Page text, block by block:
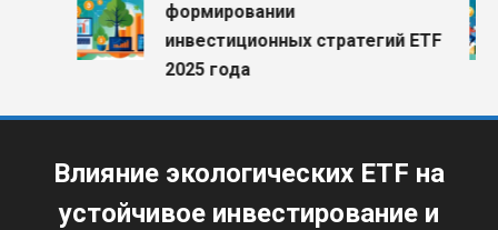
формировании
инвестиционных стратегий ETF
2025 года
Влияние экологических ETF на
устойчивое инвестирование и